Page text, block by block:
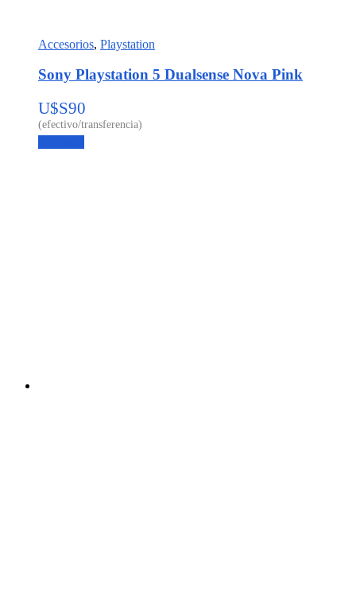
Accesorios, Playstation
Sony Playstation 5 Dualsense Nova Pink
U$S90